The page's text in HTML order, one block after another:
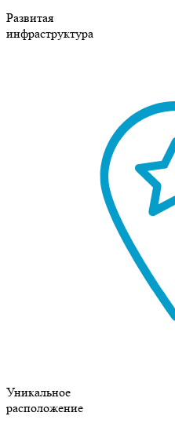
Развитая
инфраструктура
Уникальное
расположение